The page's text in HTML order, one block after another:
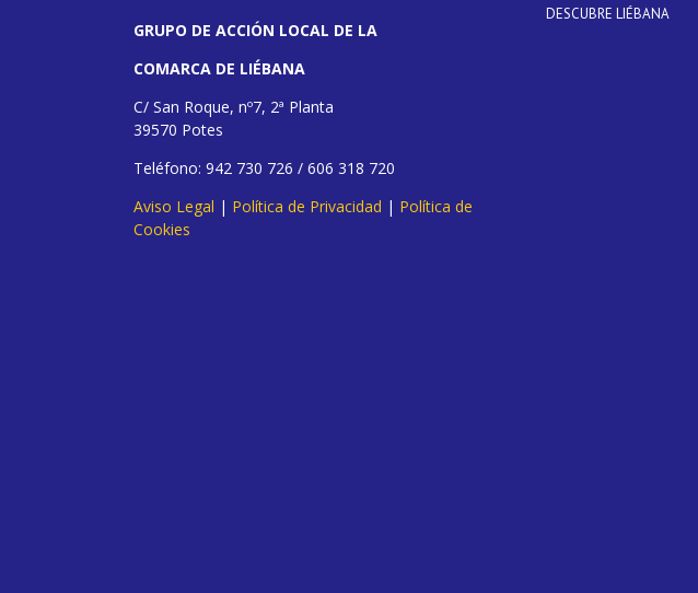
GRUPO DE ACCIÓN LOCAL DE LA
COMARCA DE LIÉBANA
C/ San Roque, nº7, 2ª Planta
39570 Potes
Teléfono: 942 730 726 / 606 318 720
Aviso Legal | Política de Privacidad | Política de
Cookies
DESCUBRE LIÉBANA